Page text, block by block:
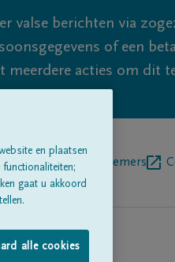
valse berichten via
of een
meerdere acties om dit
Begrafenisondernemers
en plaatsen
gaat u akkoord
alle cookies